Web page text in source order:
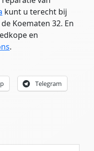
kunt u terecht bij
Koematen 32. En
en
.
Telegram